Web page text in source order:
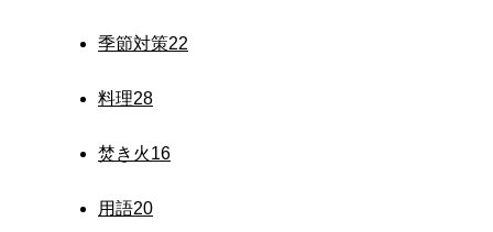
季節対策22
料理28
焚き火16
用語20